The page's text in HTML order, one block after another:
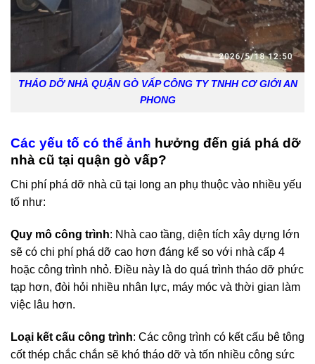
THÁO DỠ NHÀ QUẬN GÒ VẤP CÔNG TY TNHH CƠ GIỚI AN
PHONG
Các yếu tố có thể ảnh hưởng đến giá phá dỡ
nhà cũ tại quận gò vấp?
Chi phí phá dỡ nhà cũ tại long an phụ thuộc vào nhiều yếu
tố như:
Quy mô công trình: Nhà cao tầng, diện tích xây dựng lớn
sẽ có chi phí phá dỡ cao hơn đáng kể so với nhà cấp 4
hoặc công trình nhỏ. Điều này là do quá trình tháo dỡ phức
tạp hơn, đòi hỏi nhiều nhân lực, máy móc và thời gian làm
việc lâu hơn.
Loại kết cấu công trình: Các công trình có kết cấu bê tông
cốt thép chắc chắn sẽ khó tháo dỡ và tốn nhiều công sức